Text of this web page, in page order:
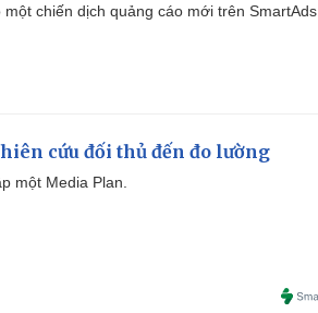
chiến dịch quảng cáo mới trên SmartAds.
cứu đối thủ đến đo lường
một Media Plan.